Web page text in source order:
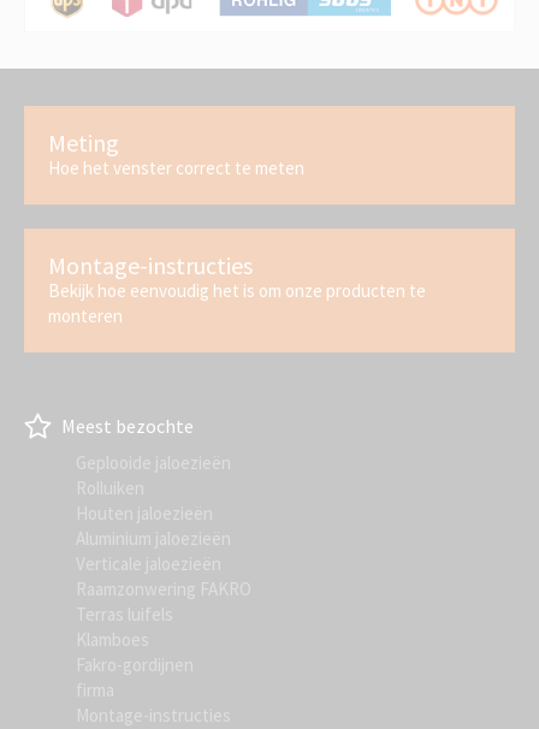
Meting
Hoe het venster correct te meten
Montage-instructies
Bekijk hoe eenvoudig het is om onze producten te
monteren
Meest bezochte
Geplooide jaloezieën
Rolluiken
Houten jaloezieën
Aluminium jaloezieën
Verticale jaloezieën
Raamzonwering FAKRO
Terras luifels
Klamboes
Fakro-gordijnen
firma
Montage-instructies